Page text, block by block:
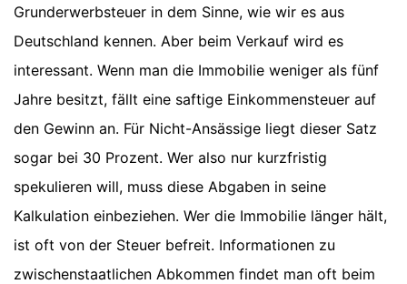
Grunderwerbsteuer in dem Sinne, wie wir es aus
Deutschland kennen. Aber beim Verkauf wird es
interessant. Wenn man die Immobilie weniger als fünf
Jahre besitzt, fällt eine saftige Einkommensteuer auf
den Gewinn an. Für Nicht-Ansässige liegt dieser Satz
sogar bei 30 Prozent. Wer also nur kurzfristig
spekulieren will, muss diese Abgaben in seine
Kalkulation einbeziehen. Wer die Immobilie länger hält,
ist oft von der Steuer befreit. Informationen zu
zwischenstaatlichen Abkommen findet man oft beim